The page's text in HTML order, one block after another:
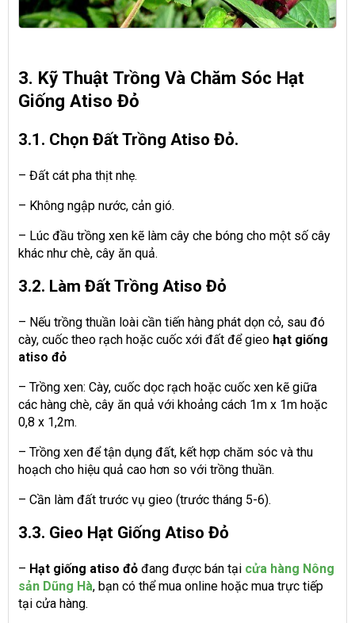
3. Kỹ Thuật Trồng Và Chăm Sóc Hạt
Giống Atiso Đỏ
3.1. Chọn Đất Trồng Atiso Đỏ.
– Đất cát pha thịt nhẹ.
– Không ngập nước, cản gió.
– Lúc đầu trồng xen kẽ làm cây che bóng cho một số cây
khác như chè, cây ăn quả.
3.2. Làm Đất Trồng Atiso Đỏ
– Nếu trồng thuần loài cần tiến hàng phát dọn cỏ, sau đó
cày, cuốc theo rạch hoặc cuốc xới đất để gieo hạt giống
atiso đỏ
– Trồng xen: Cày, cuốc dọc rạch hoặc cuốc xen kẽ giữa
các hàng chè, cây ăn quả với khoảng cách 1m x 1m hoặc
0,8 x 1,2m.
– Trồng xen để tận dụng đất, kết hợp chăm sóc và thu
hoạch cho hiệu quả cao hơn so với trồng thuần.
– Cần làm đất trước vụ gieo (trước tháng 5-6).
3.3. Gieo Hạt Giống Atiso Đỏ
– Hạt giống atiso đỏ đang được bán tại cửa hàng Nông
sản Dũng Hà, bạn có thể mua online hoặc mua trực tiếp
tại cửa hàng.